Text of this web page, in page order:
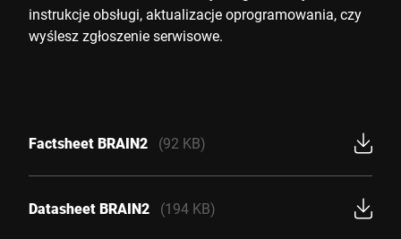
instrukcje obsługi, aktualizacje oprogramowania, czy
wyślesz zgłoszenie serwisowe.
Factsheet BRAIN2 (92 KB)
Datasheet BRAIN2 (194 KB)